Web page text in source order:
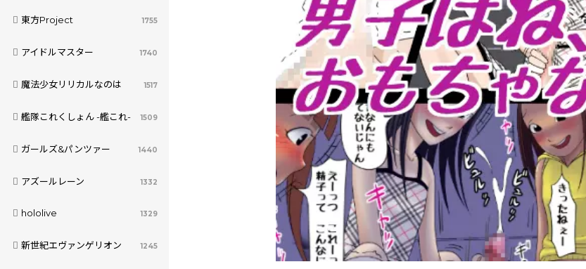
東方Project 1755
アイドルマスター 1740
魔法少女リリカルなのは 1517
艦隊これくしょん -艦これ- 1509
ガールズ&パンツァー 1440
アズールレーン 1332
hololive 1329
新世紀エヴァンゲリオン 1245